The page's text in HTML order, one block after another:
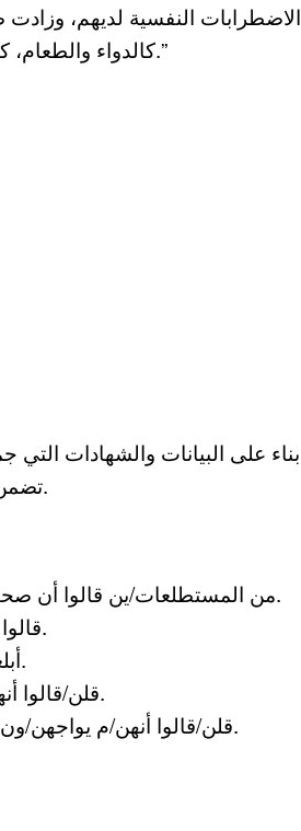
الاضطرابات النفسية لديهم،
كالدواء والطعام، كما أنهم فقدوا قدرة وجودهم في الأماكن العامة وفقدوا المسكن.”
بناء على البيانات والشهادات
تضمن مصلحة المنتميين لمجتمع الميم وتوقف تجريم المثلية الجنسية.
75% من المستطلعات/ين قالوا أن صحتهم النفسية قد تأثرت سلباً وبشكل كبير نتيجة الأزمة.
62% قالوا أنهن/م يتعرضن/ون لعنف أكبر في منازلهن/م الحالية.
48% أبلغن/وا أنهن/م غير قادرات/ين على الوصول إلى الدعم.
39% قلن/قالوا أنهن/م غير قادرات/ين على الوصول إلى مساحات آمنة.
46% قلن/قالوا أنهن/م يواجهن/ون صعوبة كبيرة في الوصول إلى خدمات الصحة العامة.